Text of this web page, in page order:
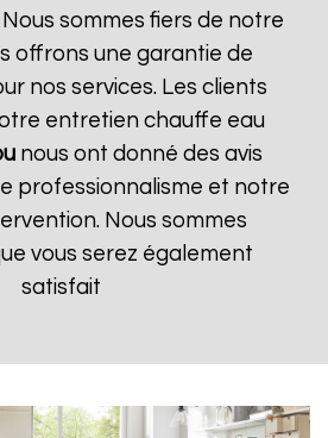
Nous sommes fiers de notre
offrons une garantie de
nos services. Les clients
entretien chauffe eau
nous ont donné des avis
professionnalisme et notre
Nous sommes
vous serez également
satisfait